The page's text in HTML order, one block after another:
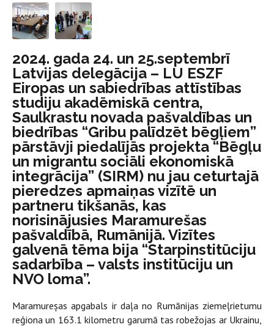
2024. gada 24. un 25.septembrī
Latvijas delegācija – LU ESZF
Eiropas un sabiedrības attīstības
studiju akadēmiskā centra,
Saulkrastu novada pašvaldības un
biedrības “Gribu palīdzēt bēgļiem”
pārstāvji piedalījās projekta “Bēgļu
un migrantu sociāli ekonomiskā
integrācija” (SIRM) nu jau ceturtajā
pieredzes apmaiņas vizītē un
partneru tikšanās, kas
norisinājusies Maramurešas
pašvaldībā, Rumānijā. Vizītes
galvenā tēma bija “Starpinstitūciju
sadarbība – valsts institūciju un
NVO loma”.
Maramureșas apgabals ir daļa no Rumānijas ziemeļrietumu
reģiona un 163.1 kilometru garumā tas robežojas ar Ukrainu,